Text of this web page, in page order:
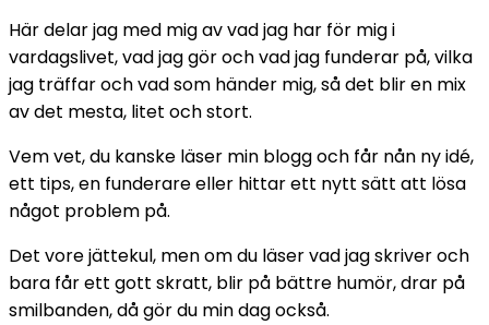
Här delar jag med mig av vad jag har för mig i
vardagslivet, vad jag gör och vad jag funderar på, vilka
jag träffar och vad som händer mig, så det blir en mix
av det mesta, litet och stort.
Vem vet, du kanske läser min blogg och får nån ny idé,
ett tips, en funderare eller hittar ett nytt sätt att lösa
något problem på.
Det vore jättekul, men om du läser vad jag skriver och
bara får ett gott skratt, blir på bättre humör, drar på
smilbanden, då gör du min dag också.